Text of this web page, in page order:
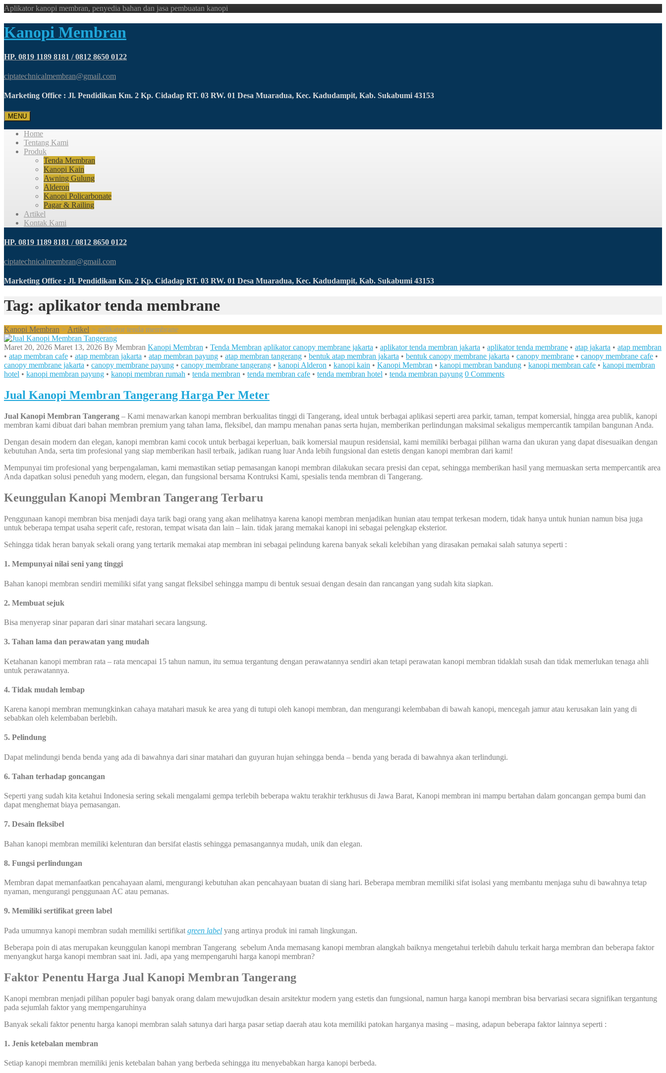
Aplikator kanopi membran, penyedia bahan dan jasa pembuatan kanopi
Kanopi Membran
HP. 0819 1189 8181 / 0812 8650 0122
ciptatechnicalmembran@gmail.com
Marketing Office : Jl. Pendidikan Km. 2 Kp. Cidadap RT. 03 RW. 01 Desa Muaradua, Kec. Kadudampit, Kab. Sukabumi 43153
MENU
Home
Tentang Kami
Produk
Tenda Membran
Kanopi Kain
Awning Gulung
Alderon
Kanopi Policarbonate
Pagar & Railing
Artikel
Kontak Kami
HP. 0819 1189 8181 / 0812 8650 0122
ciptatechnicalmembran@gmail.com
Marketing Office : Jl. Pendidikan Km. 2 Kp. Cidadap RT. 03 RW. 01 Desa Muaradua, Kec. Kadudampit, Kab. Sukabumi 43153
Tag: aplikator tenda membrane
Kanopi Membran > Artikel > aplikator tenda membrane
Maret 20, 2026 Maret 13, 2026 By Membran Kanopi Membran • Tenda Membran aplikator canopy membrane jakarta • aplikator tenda membran jakarta • aplikator tenda membrane • atap jakarta • atap membran
• atap membran cafe • atap membran jakarta • atap membran payung • atap membran tangerang • bentuk atap membran jakarta • bentuk canopy membrane jakarta • canopy membrane • canopy membrane cafe •
canopy membrane jakarta • canopy membrane payung • canopy membrane tangerang • kanopi Alderon • kanopi kain • Kanopi Membran • kanopi membran bandung • kanopi membran cafe • kanopi membran
hotel • kanopi membran payung • kanopi membran rumah • tenda membran • tenda membran cafe • tenda membran hotel • tenda membran payung 0 Comments
Jual Kanopi Membran Tangerang Harga Per Meter
Jual Kanopi Membran Tangerang – Kami menawarkan kanopi membran berkualitas tinggi di Tangerang, ideal untuk berbagai aplikasi seperti area parkir, taman, tempat komersial, hingga area publik, kanopi
membran kami dibuat dari bahan membran premium yang tahan lama, fleksibel, dan mampu menahan panas serta hujan, memberikan perlindungan maksimal sekaligus mempercantik tampilan bangunan Anda.
Dengan desain modern dan elegan, kanopi membran kami cocok untuk berbagai keperluan, baik komersial maupun residensial, kami memiliki berbagai pilihan warna dan ukuran yang dapat disesuaikan dengan
kebutuhan Anda, serta tim profesional yang siap memberikan hasil terbaik, jadikan ruang luar Anda lebih fungsional dan estetis dengan kanopi membran dari kami!
Mempunyai tim profesional yang berpengalaman, kami memastikan setiap pemasangan kanopi membran dilakukan secara presisi dan cepat, sehingga memberikan hasil yang memuaskan serta mempercantik area
Anda dapatkan solusi peneduh yang modern, elegan, dan fungsional bersama Kontruksi Kami, spesialis tenda membran di Tangerang.
Keunggulan Kanopi Membran Tangerang Terbaru
Penggunaan kanopi membran bisa menjadi daya tarik bagi orang yang akan melihatnya karena kanopi membran menjadikan hunian atau tempat terkesan modern, tidak hanya untuk hunian namun bisa juga
untuk beberapa tempat usaha seperit cafe, restoran, tempat wisata dan lain – lain. tidak jarang memakai kanopi ini sebagai pelengkap eksterior.
Sehingga tidak heran banyak sekali orang yang tertarik memakai atap membran ini sebagai pelindung karena banyak sekali kelebihan yang dirasakan pemakai salah satunya seperti :
1. Mempunyai nilai seni yang tinggi
Bahan kanopi membran sendiri memiliki sifat yang sangat fleksibel sehingga mampu di bentuk sesuai dengan desain dan rancangan yang sudah kita siapkan.
2. Membuat sejuk
Bisa menyerap sinar paparan dari sinar matahari secara langsung.
3. Tahan lama dan perawatan yang mudah
Ketahanan kanopi membran rata – rata mencapai 15 tahun namun, itu semua tergantung dengan perawatannya sendiri akan tetapi perawatan kanopi membran tidaklah susah dan tidak memerlukan tenaga ahli
untuk perawatannya.
4. Tidak mudah lembap
Karena kanopi membran memungkinkan cahaya matahari masuk ke area yang di tutupi oleh kanopi membran, dan mengurangi kelembaban di bawah kanopi, mencegah jamur atau kerusakan lain yang di
sebabkan oleh kelembaban berlebih.
5. Pelindung
Dapat melindungi benda benda yang ada di bawahnya dari sinar matahari dan guyuran hujan sehingga benda – benda yang berada di bawahnya akan terlindungi.
6. Tahan terhadap goncangan
Seperti yang sudah kita ketahui Indonesia sering sekali mengalami gempa terlebih beberapa waktu terakhir terkhusus di Jawa Barat, Kanopi membran ini mampu bertahan dalam goncangan gempa bumi dan
dapat menghemat biaya pemasangan.
7. Desain fleksibel
Bahan kanopi membran memiliki kelenturan dan bersifat elastis sehingga pemasangannya mudah, unik dan elegan.
8. Fungsi perlindungan
Membran dapat memanfaatkan pencahayaan alami, mengurangi kebutuhan akan pencahayaan buatan di siang hari. Beberapa membran memiliki sifat isolasi yang membantu menjaga suhu di bawahnya tetap
nyaman, mengurangi penggunaan AC atau pemanas.
9. Memiliki sertifikat green label
Pada umumnya kanopi membran sudah memiliki sertifikat green label yang artinya produk ini ramah lingkungan.
Beberapa poin di atas merupakan keunggulan kanopi membran Tangerang sebelum Anda memasang kanopi membran alangkah baiknya mengetahui terlebih dahulu terkait harga membran dan beberapa faktor
menyangkut harga kanopi membran saat ini. Jadi, apa yang mempengaruhi harga kanopi membran?
Faktor Penentu Harga Jual Kanopi Membran Tangerang
Kanopi membran menjadi pilihan populer bagi banyak orang dalam mewujudkan desain arsitektur modern yang estetis dan fungsional, namun harga kanopi membran bisa bervariasi secara signifikan tergantung
pada sejumlah faktor yang mempengaruhinya
Banyak sekali faktor penentu harga kanopi membran salah satunya dari harga pasar setiap daerah atau kota memiliki patokan harganya masing – masing, adapun beberapa faktor lainnya seperti :
1. Jenis ketebalan membran
Setiap kanopi membran memiliki jenis ketebalan bahan yang berbeda sehingga itu menyebabkan harga kanopi berbeda.